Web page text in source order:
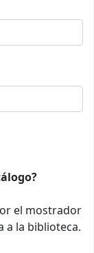
el mostrador
a la biblioteca.